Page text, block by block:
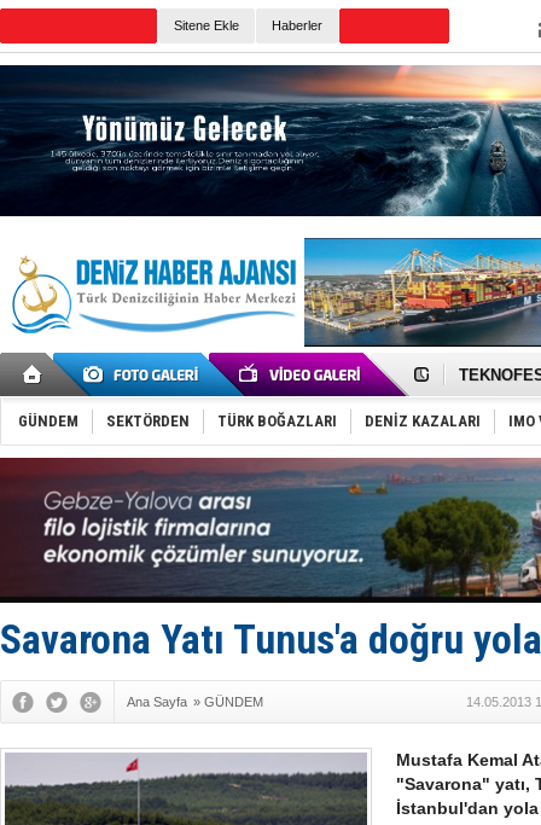
Sitene Ekle Haberler
TAYK -
Tersane
İngiliz
FESCO,
DESE,
35 milyon
İnsansız
Yüzyıl
Anadolu
Derince,
İTU AUV,
GÜNDEM SEKTÖRDEN TÜRK BOĞAZLARI DENİZ KAZALARI IMO
Savarona Yatı Tunus'a doğru
Ana Sayfa » GÜNDEM 14.05.2013
Mustafa Kemal
"Savarona" yatı,
İstanbul'dan yola